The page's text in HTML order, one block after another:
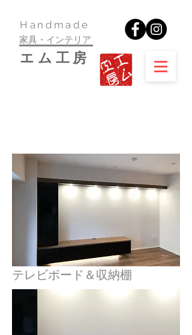
​Handmade
家具・インテリア
​エム工房
テレビボード＆収納棚